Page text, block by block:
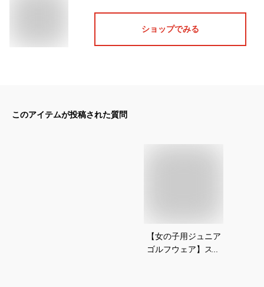
ショップでみる
このアイテムが投稿された質問
【女の子用ジュニア
ゴルフウェア】スカ